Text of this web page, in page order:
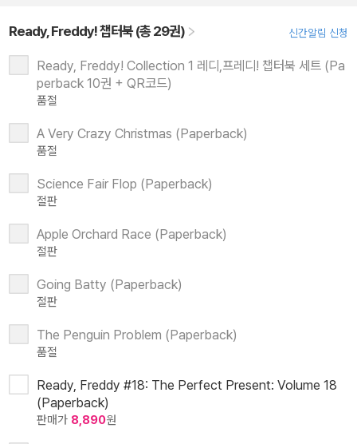
Ready, Freddy! 챕터북 (총 29권) 신간알림 신청
Ready, Freddy! Collection 1 레디,프레디! 챕터북 세트 (Pa
perback 10권 + QR코드)
품절
A Very Crazy Christmas (Paperback)
품절
Science Fair Flop (Paperback)
절판
Apple Orchard Race (Paperback)
절판
Going Batty (Paperback)
절판
The Penguin Problem (Paperback)
품절
Ready, Freddy #18: The Perfect Present: Volume 18
(Paperback)
판매가 8,890원